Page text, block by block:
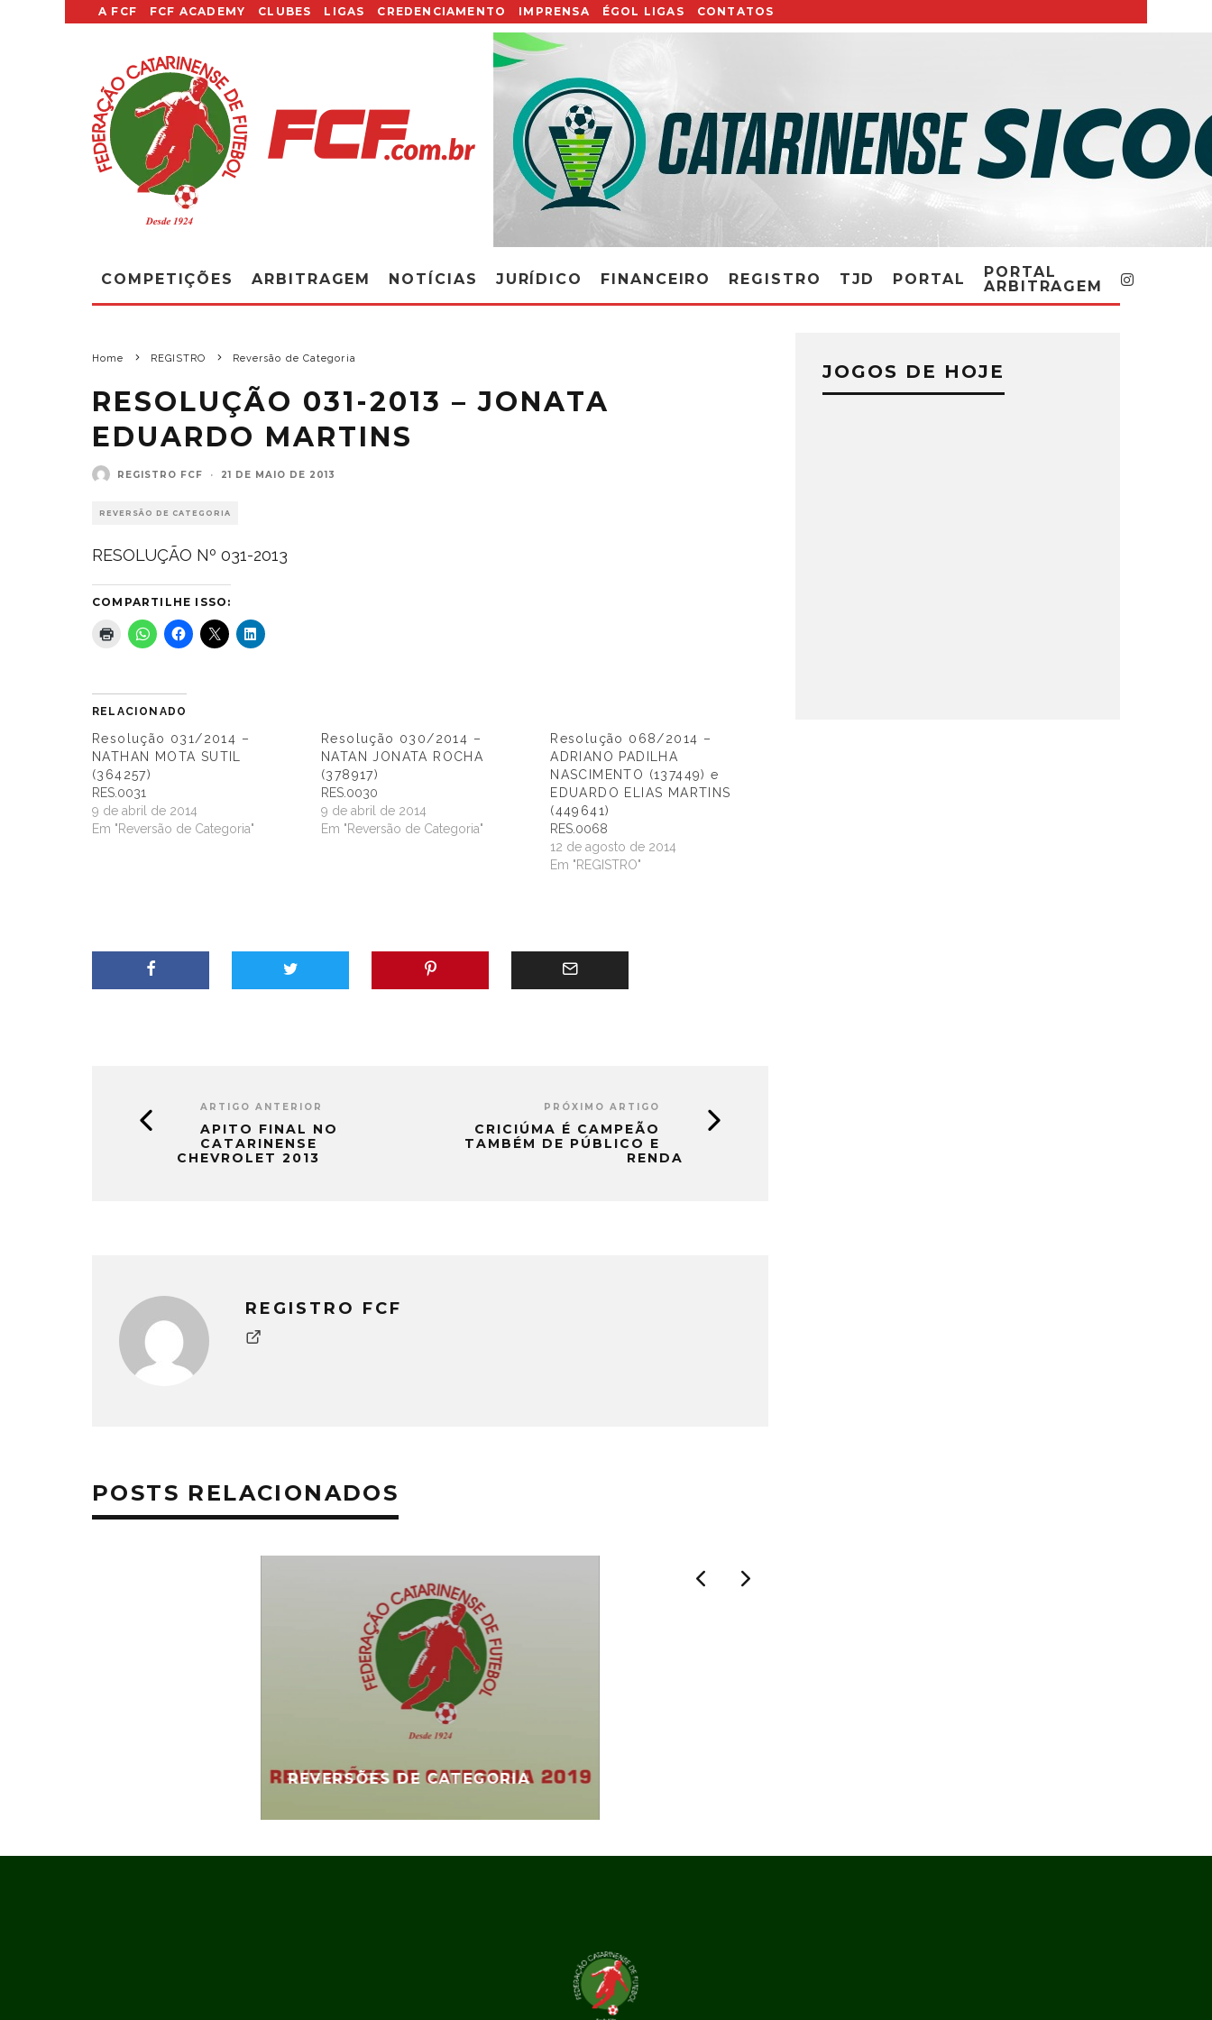
A FCF FCF ACADEMY CLUBES LIGAS CREDENCIAMENTO IMPRENSA ÉGOL LIGAS CONTATOS
COMPETIÇÕES ARBITRAGEM NOTÍCIAS JURÍDICO FINANCEIRO REGISTRO TJD PORTAL
PORTAL
ARBITRAGEM
Home REGISTRO Reversão de Categoria
RESOLUÇÃO 031-2013 – JONATA
EDUARDO MARTINS
REGISTRO FCF · 21 DE MAIO DE 2013
REVERSÃO DE CATEGORIA
RESOLUÇÃO Nº 031-2013
COMPARTILHE ISSO:
RELACIONADO
Resolução 031/2014 –
NATHAN MOTA SUTIL
(364257)
RES.0031
9 de abril de 2014
Em "Reversão de Categoria"
Resolução 030/2014 –
NATAN JONATA ROCHA
(378917)
RES.0030
9 de abril de 2014
Em "Reversão de Categoria"
Resolução 068/2014 –
ADRIANO PADILHA
NASCIMENTO (137449) e
EDUARDO ELIAS MARTINS
(449641)
RES.0068
12 de agosto de 2014
Em "REGISTRO"
ARTIGO ANTERIOR
APITO FINAL NO
CATARINENSE
CHEVROLET 2013
PRÓXIMO ARTIGO
CRICIÚMA É CAMPEÃO
TAMBÉM DE PÚBLICO E
RENDA
REGISTRO FCF
POSTS RELACIONADOS
REVERSÕES DE CATEGORIA
JOGOS DE HOJE